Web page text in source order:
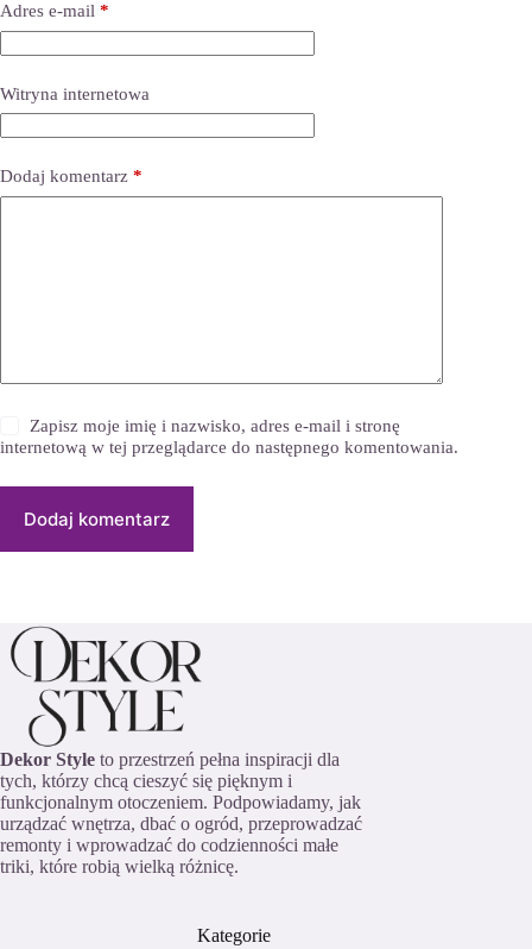
Adres e-mail *
Witryna internetowa
Dodaj komentarz *
Zapisz moje imię i nazwisko, adres e-mail i stronę
internetową w tej przeglądarce do następnego komentowania.
Dodaj komentarz
Dekor Style to przestrzeń pełna inspiracji dla
tych, którzy chcą cieszyć się pięknym i
funkcjonalnym otoczeniem. Podpowiadamy, jak
urządzać wnętrza, dbać o ogród, przeprowadzać
remonty i wprowadzać do codzienności małe
triki, które robią wielką różnicę.
Kategorie